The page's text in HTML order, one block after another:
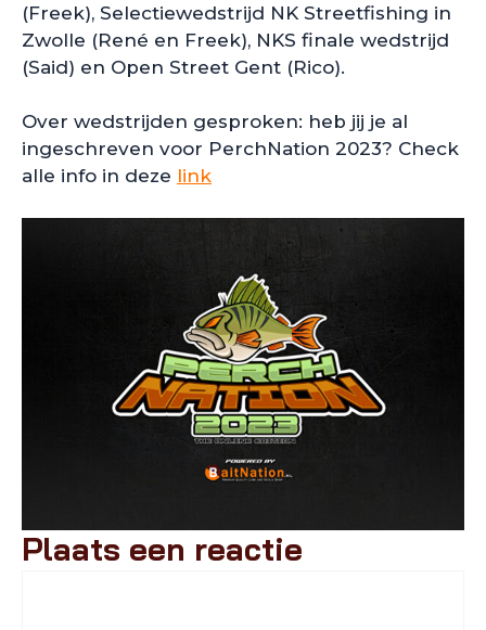
(Freek), Selectiewedstrijd NK Streetfishing in
Zwolle (René en Freek), NKS finale wedstrijd
(Said) en Open Street Gent (Rico).
Over wedstrijden gesproken: heb jij je al
ingeschreven voor PerchNation 2023? Check
alle info in deze link
Plaats een reactie